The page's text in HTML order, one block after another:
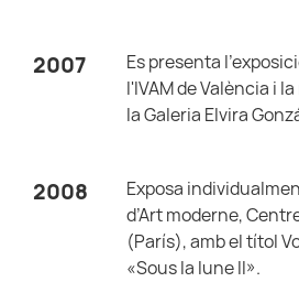
2007
Es presenta
l'IVAM de València i
la Galeria Elvira
2008
Exposa
d’Art moderne,
(París), amb el títol
«Sous la lune II».